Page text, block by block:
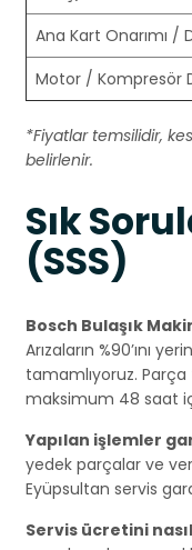
Ana Kart Onarımı /
Motor / Kompresör
*Fiyatlar temsilidir,
belirlenir.
Sık
(SSS)
Bosch Bulaşık
Arızaların %90’ını
tamamlıyoruz.
maksimum 48 saat
Yapılan işlemler
yedek parçalar ve
Eyüpsultan servis
Servis ücretini